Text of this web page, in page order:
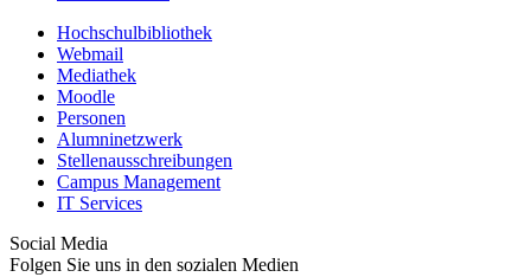
Hochschulbibliothek
Webmail
Mediathek
Moodle
Personen
Alumninetzwerk
Stellenausschreibungen
Campus Management
IT Services
Social Media
Folgen Sie uns in den sozialen Medien